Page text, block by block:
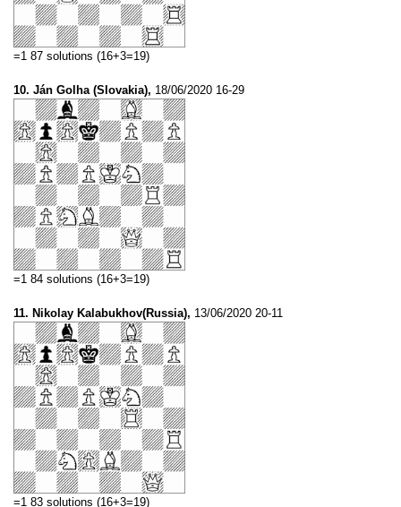
=1 87 solutions (16+3=19)
10. Ján Golha (Slovakia), 18/06/2020 16-29
=1 84 solutions (16+3=19)
11. Nikolay Kalabukhov(Russia), 13/06/2020 20-11
=1 83 solutions (16+3=19)